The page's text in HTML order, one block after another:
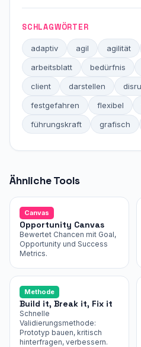
SCHLAGWÖRTER
adaptiv agil agilität
arbeitsblatt
bedürfnis
client
darstellen
festgefahren
flexibel
führungskraft
grafisch
Ähnliche Tools
Canvas
Opportunity Canvas
Bewertet Chancen mit Goal,
Opportunity und Success
Metrics.
Methode
Build it, Break it, Fix it
Schnelle
Validierungsmethode:
Prototyp bauen, kritisch
hinterfragen, verbessern.